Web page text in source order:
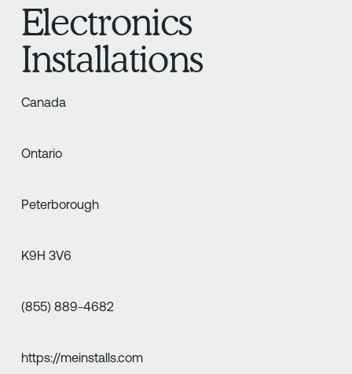
Electronics
Installations
Canada
Ontario
Peterborough
K9H 3V6
(855) 889-4682
https://meinstalls.com